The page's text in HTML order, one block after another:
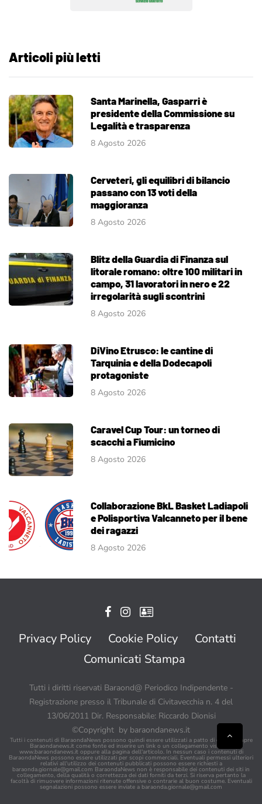
Articoli più letti
Santa Marinella, Gasparri è
presidente della Commissione su
Legalità e trasparenza
8 Agosto 2026
Cerveteri, gli equilibri di bilancio
passano con 13 voti della
maggioranza
8 Agosto 2026
Blitz della Guardia di Finanza sul
litorale romano: oltre 100 militari in
campo, 31 lavoratori in nero e 22
irregolarità sugli scontrini
8 Agosto 2026
DiVino Etrusco: le cantine di
Tarquinia e della Dodecapoli
protagoniste
8 Agosto 2026
Caravel Cup Tour: un torneo di
scacchi a Fiumicino
8 Agosto 2026
Collaborazione BkL Basket Ladiapoli
e Polisportiva Valcanneto per il bene
dei ragazzi
8 Agosto 2026
Privacy Policy Cookie Policy
Contatti
Comunicati Stampa
Tutti i diritti riservati Baraond@ Periodico Indipendente -
Registrazione presso il Tribunale di Civitavecchia n. 4 del
13/06/2011 Dir. Responsabile: Riccardo Dionisi
©Copyright by baraondanews.it
Tutti i contenuti di BaraondaNews possono quindi essere utilizzati a patto di citare sempre
Baraondanews.it come fonte ed inserire un link o un collegamento visibile a
www.baraondanews.it oppure alla pagina dell'articolo. In nessun caso i contenuti di
BaraondaNews possono essere utilizzati per scopi commerciali. Eventuali permessi ulteriori
relativi all'utilizzo dei contenuti pubblicati possono essere richiesti a
baraonda.giornale@gmail.com BaraondaNews non è responsabile dei contenuti dei siti in
collegamento, della qualità o correttezza dei dati forniti da terzi. Si riserva pertanto la
facoltà di rimuovere informazioni ritenute offensive o contrarie al buon costume. Eventuali
segnalazioni possono essere inviate a baraonda.giornale@gmail.com